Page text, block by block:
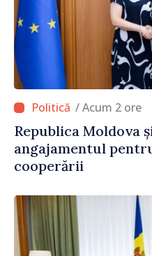
/ Acum 2 ore
Republica Moldova
angajamentul
cooperării